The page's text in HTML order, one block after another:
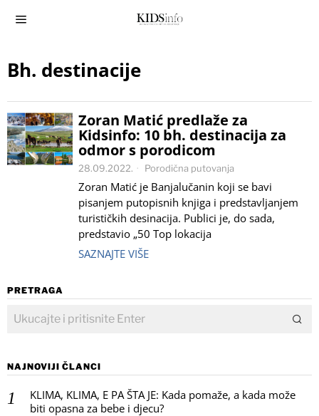
Bh. destinacije
Zoran Matić predlaže za
Kidsinfo: 10 bh. destinacija za
odmor s porodicom
28.09.2022. Porodična putovanja
Zoran Matić je Banjalučanin koji se bavi
pisanjem putopisnih knjiga i predstavljanjem
turističkih desinacija. Publici je, do sada,
predstavio „50 Top lokacija
SAZNAJTE VIŠE
PRETRAGA
NAJNOVIJI ČLANCI
KLIMA, KLIMA, E PA ŠTA JE: Kada pomaže, a kada može
biti opasna za bebe i djecu?